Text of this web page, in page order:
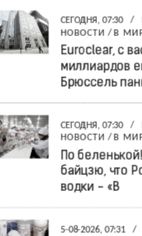
СЕГОДНЯ, 07:30 /
НОВОСТИ / В
Euroclear, с
миллиардов
Брюссель
СЕГОДНЯ, 07:30 /
НОВОСТИ / В
По
байцзю, что
водки - «В
5-08-2026, 07:31 /